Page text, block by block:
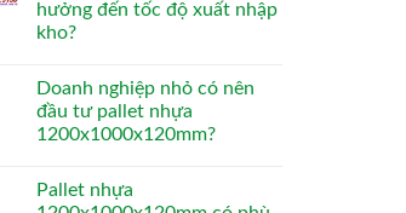
hưởng đến tốc độ xuất nhập
kho?
Doanh nghiệp nhỏ có nên
đầu tư pallet nhựa
1200x1000x120mm?
Pallet nhựa